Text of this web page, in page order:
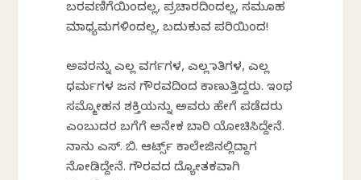
ಬರವಣಿಗೆಯಿಂದಲ್ಲ, ಪ್ರಚಾರದಿಂದಲ್ಲ, ಸಮೂಹ
ಮಾಧ್ಯಮಗಳಿಂದಲ್ಲ, ಬದುಕುವ ಪರಿಯಿಂದ!
ಅವರನ್ನು ಎಲ್ಲ ವರ್ಗಗಳ, ಎಲ್ಲ ಜಾತಿಗಳ, ಎಲ್ಲ
ಧರ್ಮಗಳ ಜನ ಗೌರವದಿಂದ ಕಾಣುತ್ತಿದ್ದರು. ಇಂಥ
ಸಮ್ಮೋಹನ ಶಕ್ತಿಯನ್ನು ಅವರು ಹೇಗೆ ಪಡೆದರು
ಎಂಬುದರ ಬಗೆಗೆ ಅನೇಕ ಬಾರಿ ಯೋಚಿಸಿದ್ದೇನೆ.
ನಾನು ಎಸ್. ಬಿ. ಆರ್ಟ್ಸ್ ಕಾಲೇಜಿನಲ್ಲಿದ್ದಾಗ
ನೋಡಿದ್ದೇನೆ. ಗೌರವದ ದ್ಯೋತಕವಾಗಿ